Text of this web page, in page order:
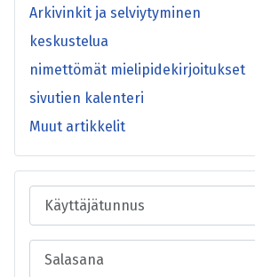
Arkivinkit ja selviytyminen
keskustelua
nimettömät mielipidekirjoitukset
sivutien kalenteri
Muut artikkelit
Käyttäjätunnus
Salasana